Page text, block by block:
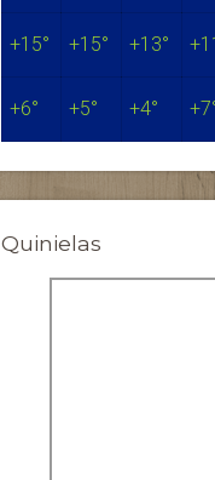
+15° +15° +13° +
+6° +5° +4° +
Quinielas